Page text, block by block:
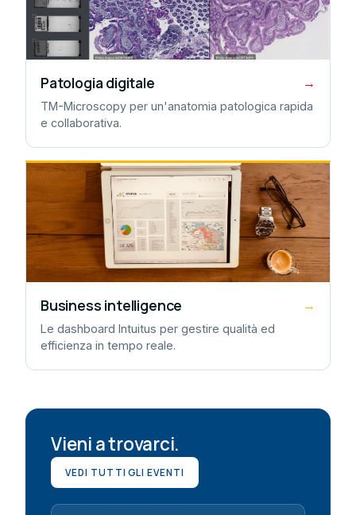
Patologia digitale →
TM-Microscopy per un'anatomia patologica rapida
e collaborativa.
Business intelligence →
Le dashboard Intuitus per gestire qualità ed
efficienza in tempo reale.
Vieni a trovarci.
VEDI TUTTI GLI EVENTI